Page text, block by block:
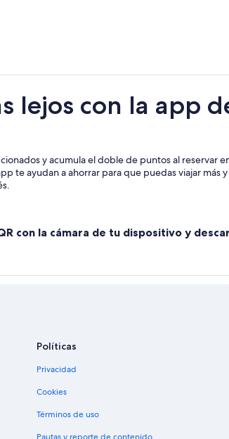
lejos con la app
y acumula el doble de puntos al reservar
te ayudan a ahorrar para que puedas viajar más
con la cámara de tu dispositivo y
Políticas
Privacidad
Cookies
Términos de uso